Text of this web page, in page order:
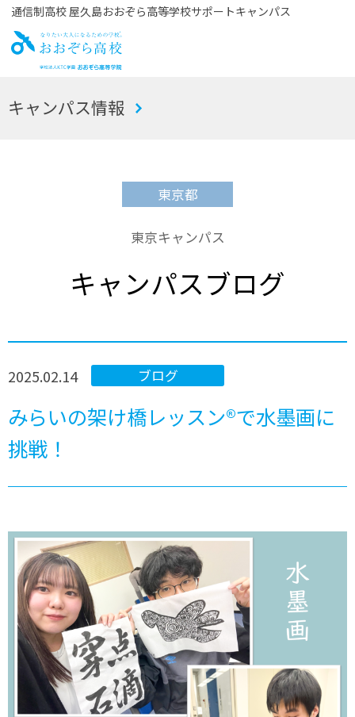
通信制高校 屋久島おおぞら高等学校サポートキャンパス
お
キャンパス情報
東京都
東京キャンパス
キャンパスブログ
ブログ
2025.02.14
みらいの架け橋レッスン®で水墨画に
挑戦！